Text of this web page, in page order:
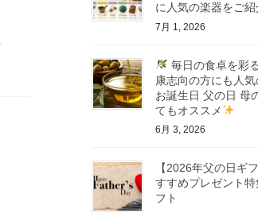
に人気の楽器をご紹
7月 1, 2026
毎日の食卓を彩
康志向の方にも人
お誕生日 父の日 母
てもオススメ
6月 3, 2026
【2026年父の日ギ
すすめプレゼント
フト